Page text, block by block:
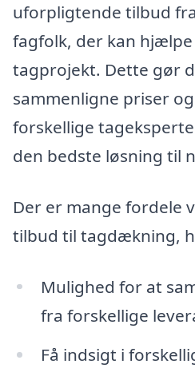
uforpligtende tilbud
fagfolk, der kan
tagprojekt. Dette gør
sammenligne priser
forskellige
den bedste løsning til
Der er mange fordele
tilbud til tagdækning,
Mulighed for at
fra forskellige
Få indsigt i